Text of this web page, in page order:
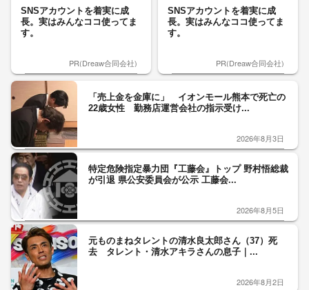
SNSアカウントを着実に成
長。実はみんなココ使ってま
す。
PR(Dreaw合同会社)
SNSアカウントを着実に成
長。実はみんなココ使ってま
す。
PR(Dreaw合同会社)
「売上金を金庫に」 イオンモール熊本で死亡の
22歳女性 勤務店運営会社の指示受け...
2026年8月3日
特定危険指定暴力団『工藤会』トップ 野村悟総裁
が引退 県公安委員会が公示 工藤会...
2026年8月5日
元ものまねタレントの清水良太郎さん（37）死
去 タレント・清水アキラさんの息子｜...
2026年8月2日